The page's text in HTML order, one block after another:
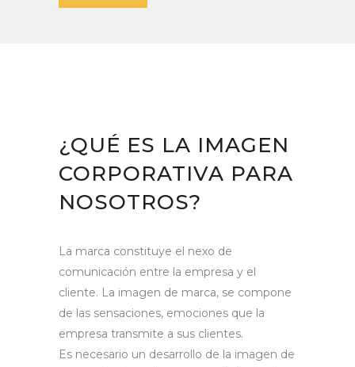
¿QUÉ ES LA IMAGEN
CORPORATIVA PARA
NOSOTROS?
La marca constituye el nexo de
comunicación entre la empresa y el
cliente. La imagen de marca, se compone
de las sensaciones, emociones que la
empresa transmite a sus clientes.
Es necesario un desarrollo de la imagen de